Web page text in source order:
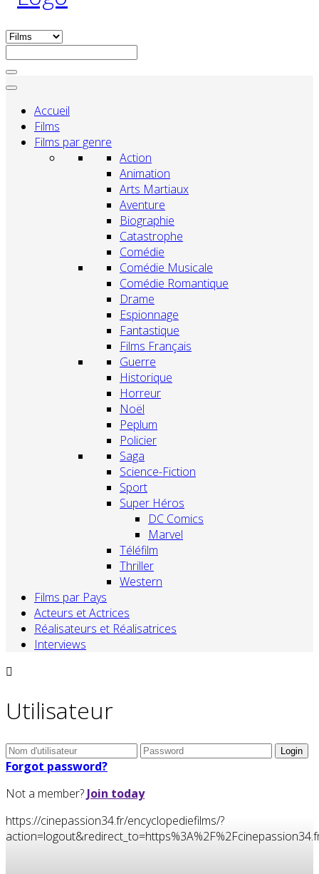
Accueil
Films
Films par genre
Action
Animation
Arts Martiaux
Aventure
Biographie
Catastrophe
Comédie
Comédie Musicale
Comédie Romantique
Drame
Espionnage
Fantastique
Films Français
Guerre
Historique
Horreur
Noël
Peplum
Policier
Saga
Science-Fiction
Sport
Super Héros
DC Comics
Marvel
Téléfilm
Thriller
Western
Films par Pays
Acteurs et Actrices
Réalisateurs et Réalisatrices
Interviews
Utilisateur
Forgot password?
Not a member? Join today
https://cinepassion34.fr/encyclopediefilms/?